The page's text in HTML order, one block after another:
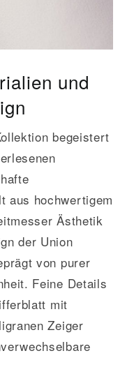
und
begeistert
aus hochwertigem
Ästhetik
der Union
von purer
Feine Details
mit
Zeiger